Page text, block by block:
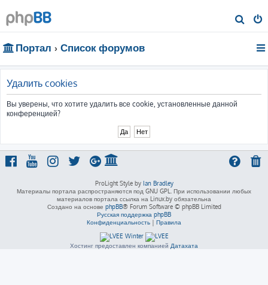
о
Портал Список форумов
Удалить cookies
Вы уверены, что хотите удалить все cookie, установленные данной
конференцией?
ProLight Style by Ian Bradley
Материалы портала распространяются под GNU GPL. При использовании любых
материалов портала ссылка на Linux.by обязательна
Создано на основе phpBB® Forum Software © phpBB Limited
Русская поддержка phpBB
Конфиденциальность | Правила
Хостинг предоставлен компанией Датахата